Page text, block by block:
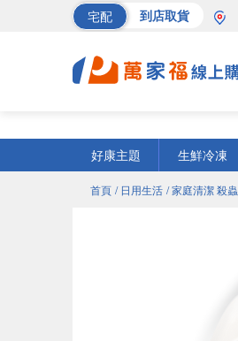
宅配 到店取貨
好康主題
生鮮冷凍
首頁 / 日用生活 / 家庭清潔 殺蟲